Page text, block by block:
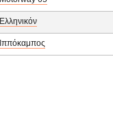
Ελληνικόν
Ιππόκαμπος